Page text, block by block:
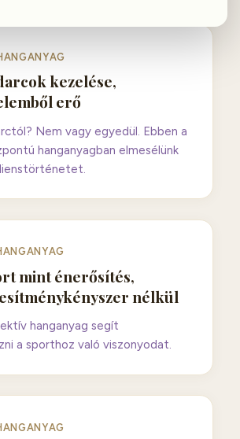
kezelése,
erő
Nem vagy egyedül. Ebben a
hanganyagban elmesélünk
mint énerősítés,
nélkül
hanganyag segít
a sporthoz való viszonyodat.